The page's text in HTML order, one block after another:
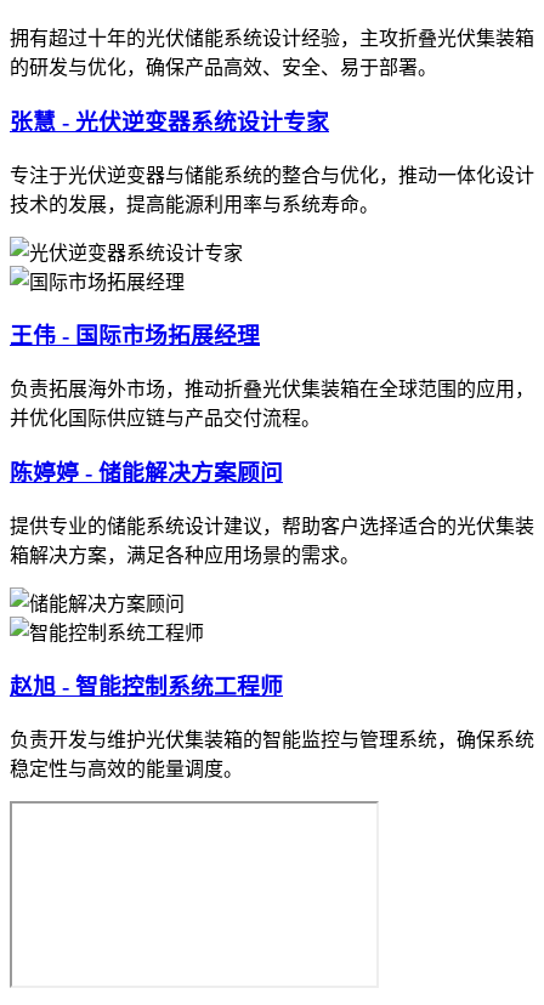
拥有超过十年的光伏储能系统设计经验，主攻折叠光伏集装箱
的研发与优化，确保产品高效、安全、易于部署。
张慧 - 光伏逆变器系统设计专家
专注于光伏逆变器与储能系统的整合与优化，推动一体化设计
技术的发展，提高能源利用率与系统寿命。
王伟 - 国际市场拓展经理
负责拓展海外市场，推动折叠光伏集装箱在全球范围的应用，
并优化国际供应链与产品交付流程。
陈婷婷 - 储能解决方案顾问
提供专业的储能系统设计建议，帮助客户选择适合的光伏集装
箱解决方案，满足各种应用场景的需求。
赵旭 - 智能控制系统工程师
负责开发与维护光伏集装箱的智能监控与管理系统，确保系统
稳定性与高效的能量调度。